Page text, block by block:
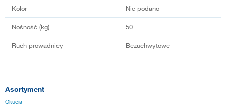
Kolor Nie podano
Nośność (kg) 50
Ruch prowadnicy Bezuchwytowe
Asortyment
Okucia